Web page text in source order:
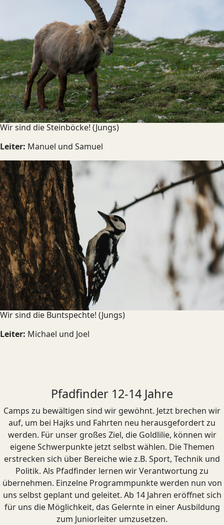
Wir sind die Steinböcke! (Jungs)
Leiter: Manuel und Samuel
Wir sind die Buntspechte! (Jungs)
Leiter: Michael und Joel
Pfadfinder 12-14 Jahre
Camps zu bewältigen sind wir gewöhnt. Jetzt brechen wir
auf, um bei Hajks und Fahrten neu herausgefordert zu
werden. Für unser großes Ziel, die Goldlilie, können wir
eigene Schwerpunkte jetzt selbst wählen. Die Themen
erstrecken sich über Bereiche wie z.B. Sport, Technik und
Politik. Als Pfadfinder lernen wir Verantwortung zu
übernehmen. Einzelne Programmpunkte werden nun von
uns selbst geplant und geleitet. Ab 14 Jahren eröffnet sich
für uns die Möglichkeit, das Gelernte in einer Ausbildung
zum Juniorleiter umzusetzen.